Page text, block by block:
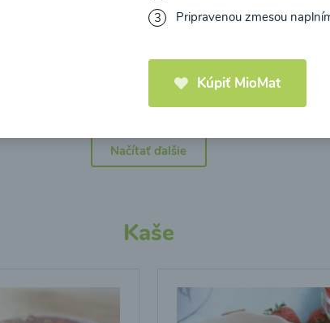
00:25
Načítať ďalšie
Kaše
Pripravenou zmesou
Kúpiť MioMat